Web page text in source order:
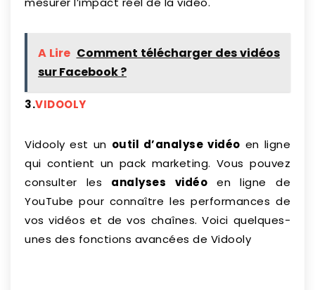
A Lire Comment télécharger des vidéos
sur Facebook ?
3.VIDOOLY
Vidooly est un outil d’analyse vidéo en ligne
qui contient un pack marketing. Vous pouvez
consulter les analyses vidéo en ligne de
YouTube pour connaître les performances de
vos vidéos et de vos chaînes. Voici quelques-
unes des fonctions avancées de Vidooly